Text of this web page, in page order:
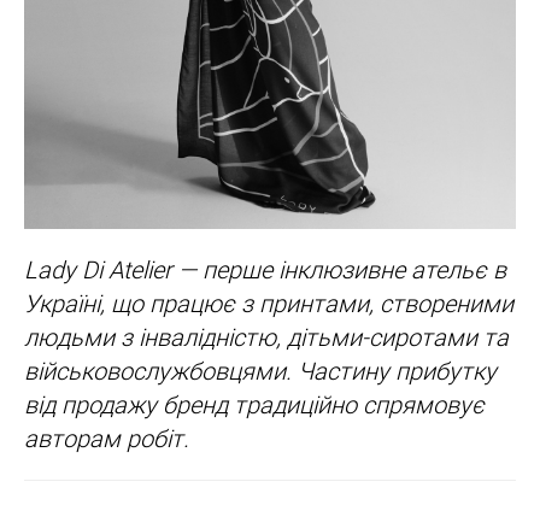
Lady Di Atelier — перше інклюзивне ательє в
Україні, що працює з принтами, створеними
людьми з інвалідністю, дітьми-сиротами та
військовослужбовцями. Частину прибутку
від продажу бренд традиційно спрямовує
авторам робіт.